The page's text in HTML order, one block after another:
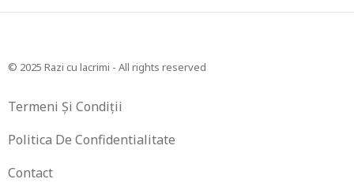
© 2025 Razi cu lacrimi - All rights reserved
Termeni Și Condiții
Politica De Confidentialitate
Contact